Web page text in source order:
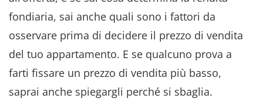
fondiaria, sai anche quali sono i fattori da
osservare prima di decidere il prezzo di vendita
del tuo appartamento. E se qualcuno prova a
farti fissare un prezzo di vendita più basso,
saprai anche spiegargli perché si sbaglia.